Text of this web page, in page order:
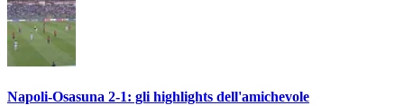
Napoli-Osasuna 2-1: gli highlights dell'amichevole